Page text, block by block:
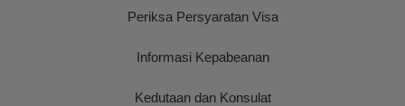
Periksa Persyaratan Visa
Informasi Kepabeanan
Kedutaan dan Konsulat